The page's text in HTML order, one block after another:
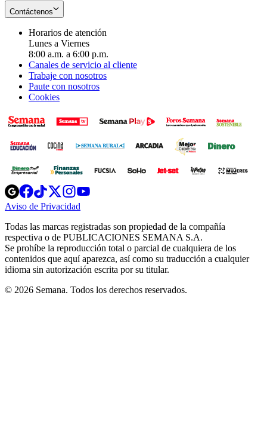
Contáctenos
Horarios de atención
Lunes a Viernes
8:00 a.m. a 6:00 p.m.
Canales de servicio al cliente
Trabaje con nosotros
Paute con nosotros
Cookies
Opens
in
new
Opens
in
new
Opens
in
new
window
Opens
new
windowwindow
Aviso de Privacidad
new
window
Todas las marcas registradas son propiedad de la compañía
respectiva o de PUBLICACIONES SEMANA S.A.
Se prohíbe la reproducción total o parcial de cualquiera de los
contenidos que aquí aparezca, así como su traducción a cualquier
idioma sin autorización escrita por su titular.
© 2026 Semana. Todos los derechos reservados.